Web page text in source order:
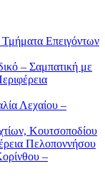
Επειγόντων
– Σαμπατική με
Λεχαίου –
Κουτσοποδίου
Πελοποννήσου
–